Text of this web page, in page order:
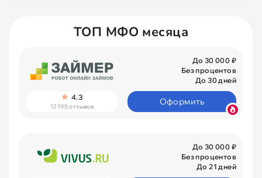
ТОП МФО месяца
До 30 000 ₽
Без процентов
До 30 дней
4.3
12195 отзывов Оформить
До 30 000 ₽
Без процентов
До 21 дней